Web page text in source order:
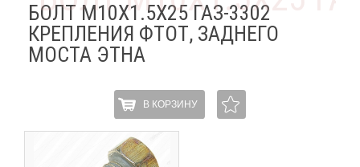
БОЛТ М10Х1.5Х25 ГАЗ-3302
КРЕПЛЕНИЯ ФТОТ, ЗАДНЕГО
МОСТА ЭТНА
В КОРЗИНУ